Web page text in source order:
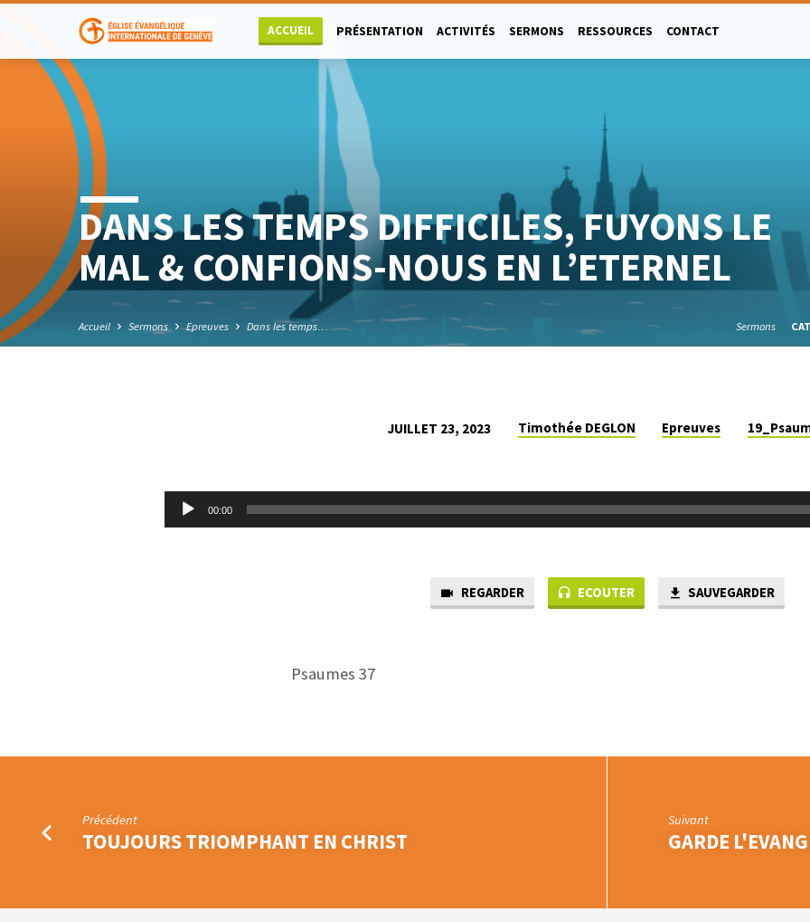
ACCUEIL PRÉSENTATION ACTIVITÉS SERMONS RESSOURCES CONTACT
DANS LES TEMPS DIFFICILES, FUYONS LE
MAL & CONFIONS-NOUS EN L’ETERNEL
Accueil Sermons Epreuves Dans les temps… Sermons
&
CONFIONS-
NOUS
EN
JUILLET 23, 2023 Timothée DEGLON Epreuves
Lecteur
audio
00:00
REGARDER ECOUTER SAUVEGARDER
Psaumes 37
Précédent
TOUJOURS TRIOMPHANT EN CHRIST
Suivant
GARDE